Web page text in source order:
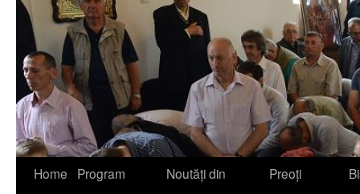
Home
Program
Noutăţi din
Preoţi